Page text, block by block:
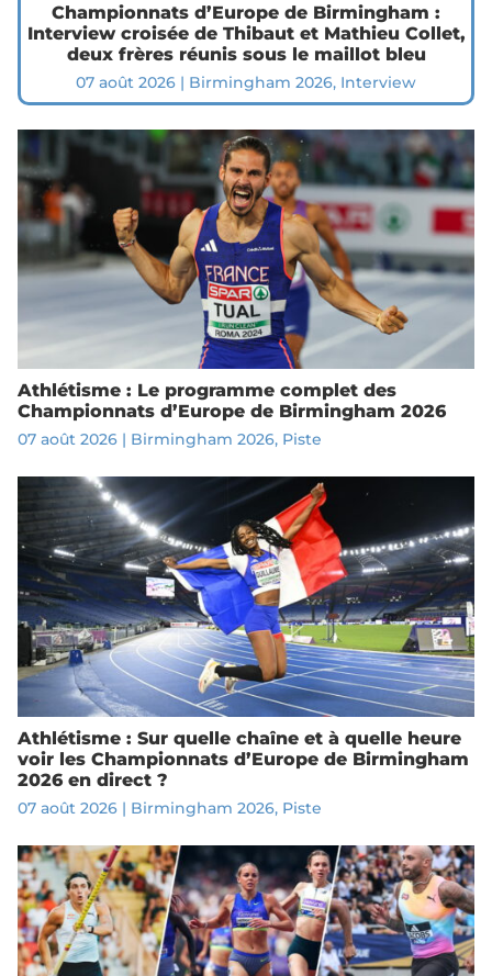
Championnats d’Europe de Birmingham :
Interview croisée de Thibaut et Mathieu Collet,
deux frères réunis sous le maillot bleu
07 août 2026 | Birmingham 2026, Interview
Athlétisme : Le programme complet des
Championnats d’Europe de Birmingham 2026
07 août 2026| Birmingham 2026, Piste
Athlétisme : Sur quelle chaîne et à quelle heure
voir les Championnats d’Europe de Birmingham
2026 en direct ?
07 août 2026| Birmingham 2026, Piste